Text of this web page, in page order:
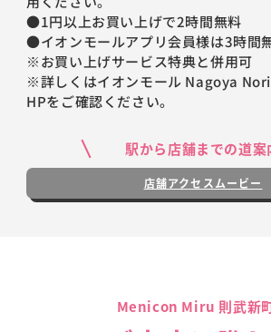
●1円以上お買い上げで2時間無料
●イオンモールアプリ会員様は3時間
※お買い上げサービス特典と併用可
※詳しくはイオンモール Nagoya
HPをご確認ください。
駅から店舗までの道案
店舗アクセスムービー
Menicon Miru 則武新